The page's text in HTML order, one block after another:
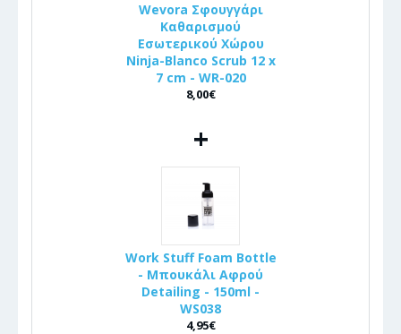
Wevora Σφουγγάρι
Καθαρισμού
Εσωτερικού Χώρου
Ninja-Blanco Scrub 12 x
7 cm - WR-020
8,00€
+
Work Stuff Foam Bottle
- Μπουκάλι Αφρού
Detailing - 150ml -
WS038
4,95€